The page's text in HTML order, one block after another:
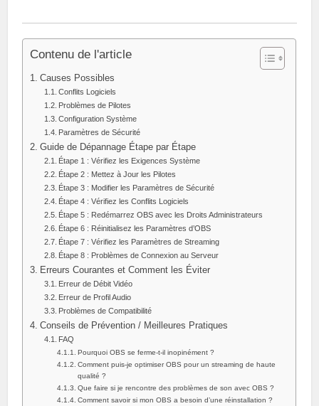
Contenu de l'article
Causes Possibles
Conflits Logiciels
Problèmes de Pilotes
Configuration Système
Paramètres de Sécurité
Guide de Dépannage Étape par Étape
Étape 1 : Vérifiez les Exigences Système
Étape 2 : Mettez à Jour les Pilotes
Étape 3 : Modifier les Paramètres de Sécurité
Étape 4 : Vérifiez les Conflits Logiciels
Étape 5 : Redémarrez OBS avec les Droits Administrateurs
Étape 6 : Réinitialisez les Paramètres d’OBS
Étape 7 : Vérifiez les Paramètres de Streaming
Étape 8 : Problèmes de Connexion au Serveur
Erreurs Courantes et Comment les Éviter
Erreur de Débit Vidéo
Erreur de Profil Audio
Problèmes de Compatibilité
Conseils de Prévention / Meilleures Pratiques
FAQ
Pourquoi OBS se ferme-t-il inopinément ?
Comment puis-je optimiser OBS pour un streaming de haute
qualité ?
Que faire si je rencontre des problèmes de son avec OBS ?
Comment savoir si mon OBS a besoin d’une réinstallation ?